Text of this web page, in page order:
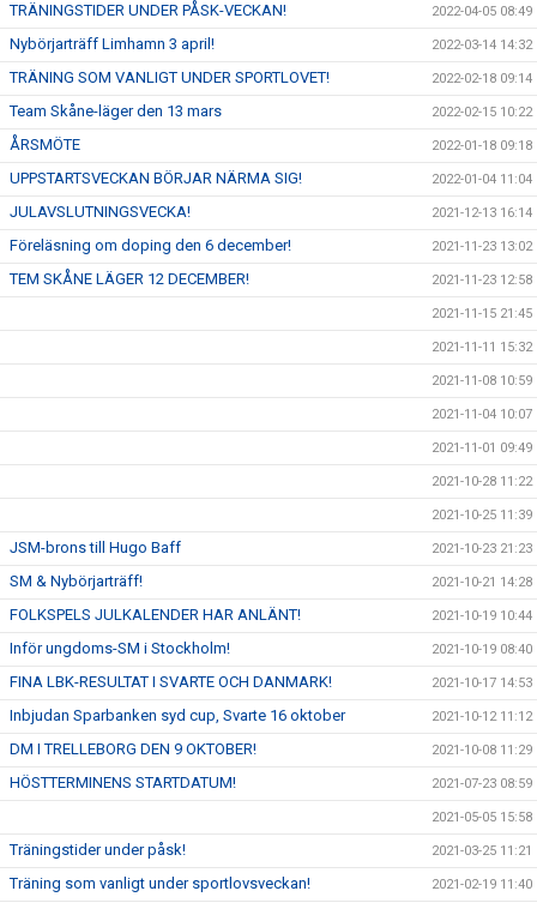
TRÄNINGSTIDER UNDER PÅSK-VECKAN! 2022-04-05 08:49
Nybörjarträff Limhamn 3 april! 2022-03-14 14:32
TRÄNING SOM VANLIGT UNDER SPORTLOVET! 2022-02-18 09:14
Team Skåne-läger den 13 mars 2022-02-15 10:22
ÅRSMÖTE 2022-01-18 09:18
UPPSTARTSVECKAN BÖRJAR NÄRMA SIG! 2022-01-04 11:04
JULAVSLUTNINGSVECKA! 2021-12-13 16:14
Föreläsning om doping den 6 december! 2021-11-23 13:02
TEM SKÅNE LÄGER 12 DECEMBER! 2021-11-23 12:58
2021-11-15 21:45
2021-11-11 15:32
2021-11-08 10:59
2021-11-04 10:07
2021-11-01 09:49
2021-10-28 11:22
2021-10-25 11:39
JSM-brons till Hugo Baff 2021-10-23 21:23
SM & Nybörjarträff! 2021-10-21 14:28
FOLKSPELS JULKALENDER HAR ANLÄNT! 2021-10-19 10:44
Inför ungdoms-SM i Stockholm! 2021-10-19 08:40
FINA LBK-RESULTAT I SVARTE OCH DANMARK! 2021-10-17 14:53
Inbjudan Sparbanken syd cup, Svarte 16 oktober 2021-10-12 11:12
DM I TRELLEBORG DEN 9 OKTOBER! 2021-10-08 11:29
HÖSTTERMINENS STARTDATUM! 2021-07-23 08:59
2021-05-05 15:58
Träningstider under påsk! 2021-03-25 11:21
Träning som vanligt under sportlovsveckan! 2021-02-19 11:40